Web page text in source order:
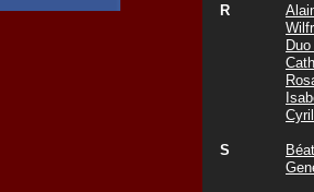
R
S